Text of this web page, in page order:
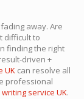
away. Are
difficult to
finding the right
driven +
UK can resolve all
professional
service UK.